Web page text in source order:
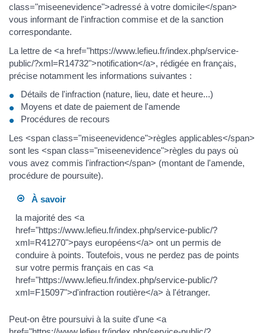
class="miseenevidence">adressé à votre domicile</span>
vous informant de l'infraction commise et de la sanction
correspondante.
La lettre de <a href="https://www.lefieu.fr/index.php/service-
public/?xml=R14732">notification</a>, rédigée en français,
précise notamment les informations suivantes :
Détails de l'infraction (nature, lieu, date et heure...)
Moyens et date de paiement de l'amende
Procédures de recours
Les <span class="miseenevidence">règles applicables</span>
sont les <span class="miseenevidence">règles du pays où
vous avez commis l'infraction</span> (montant de l'amende,
procédure de poursuite).
À savoir
la majorité des <a
href="https://www.lefieu.fr/index.php/service-public/?
xml=R41270">pays européens</a> ont un permis de
conduire à points. Toutefois, vous ne perdez pas de points
sur votre permis français en cas <a
href="https://www.lefieu.fr/index.php/service-public/?
xml=F15097">d'infraction routière</a> à l'étranger.
Peut-on être poursuivi à la suite d'une <a